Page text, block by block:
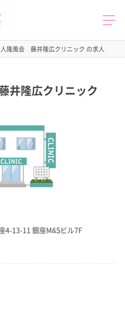
隆風会 藤井隆広クリニック の求人
井隆広クリニック
4-13-11 銀座M&Sビル7F